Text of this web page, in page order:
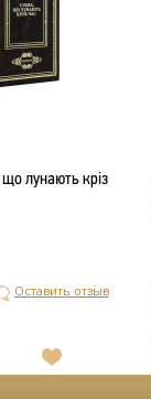
що лунають кріз
Оставить отзыв
В